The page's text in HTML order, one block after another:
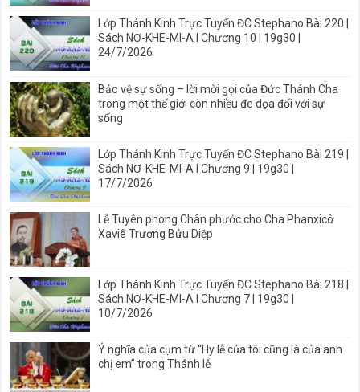
Lớp Thánh Kinh Trực Tuyến ĐC Stephano Bài 220 |
Sách NƠ-KHE-MI-A I Chương 10 | 19g30 |
24/7/2026
Bảo vệ sự sống – lời mời gọi của Đức Thánh Cha
trong một thế giới còn nhiều đe dọa đối với sự
sống
Lớp Thánh Kinh Trực Tuyến ĐC Stephano Bài 219 |
Sách NƠ-KHE-MI-A I Chương 9 | 19g30 |
17/7/2026
Lễ Tuyên phong Chân phước cho Cha Phanxicô
Xaviê Trương Bửu Diệp
Lớp Thánh Kinh Trực Tuyến ĐC Stephano Bài 218 |
Sách NƠ-KHE-MI-A I Chương 7 | 19g30 |
10/7/2026
Ý nghĩa của cụm từ “Hy lễ của tôi cũng là của anh
chị em” trong Thánh lễ